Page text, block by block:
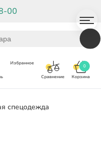
00
Избранное
Сравнение Корзина
0
спецодежда